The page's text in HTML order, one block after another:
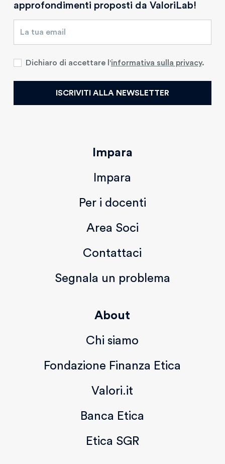
Impara
Impara
Per i docenti
Area Soci
Contattaci
Segnala un problema
About
Chi siamo
Fondazione Finanza Etica
Valori.it
Banca Etica
Etica SGR
approfondimenti proposti da ValoriLab!
Dichiaro di accettare l'informativa sulla privacy.
ISCRIVITI ALLA NEWSLETTER